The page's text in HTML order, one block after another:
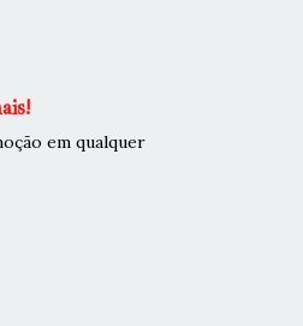
em qualquer